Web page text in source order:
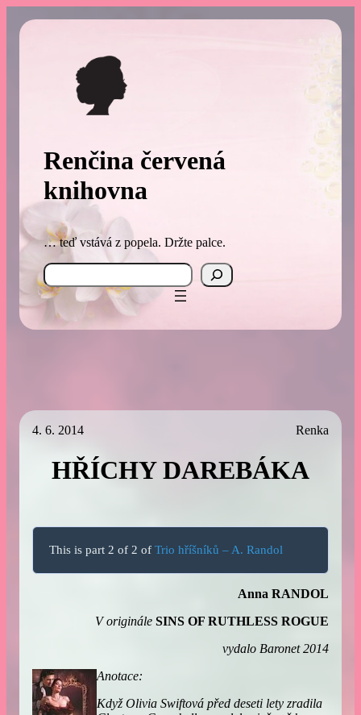
Renčina červená
knihovna
… teď vstává z popela. Držte palce.
Search
4. 6. 2014 Renka
HŘÍCHY DAREBÁKA
This is part 2 of 2 of Trio hříšníků – A. Randol
Anna RANDOL
V originále SINS OF RUTHLESS ROGUE
vydalo Baronet 2014
Anotace:
Když Olivia Swiftová před deseti lety zradila